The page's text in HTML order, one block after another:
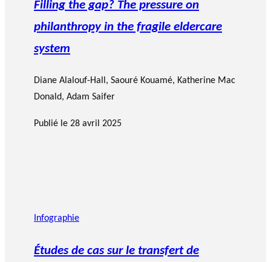
Filling the gap? The pressure on
philanthropy in the fragile eldercare
system
Diane Alalouf-Hall, Saouré Kouamé, Katherine Mac
Donald, Adam Saifer
Publié le 28 avril 2025
Infographie
Études de cas sur le transfert de